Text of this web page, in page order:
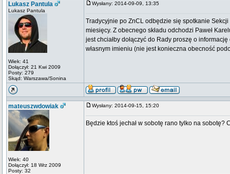
Lukasz Pantula
Lukasz Pantula
Wiek: 41
Dołączył: 21 Kwi 2009
Posty: 279
Skąd: Warszawa/Sonina
Wysłany: 2014-09-09, 13:35
Tradycyjnie po ZnCL odbędzie się spotkanie
miesięcy. Z obecnego składu odchodzi Paweł
jest chciałby dołączyć do Rady proszę o
własnym imieniu (nie jest konieczna obecność
mateuszwdowiak
Wiek: 40
Dołączył: 18 Wrz 2009
Posty: 32
Wysłany: 2014-09-15, 15:20
Będzie ktoś jechał w sobotę rano tylko na